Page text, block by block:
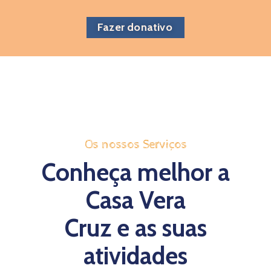
Fazer donativo
Os nossos Serviços
Conheça melhor a
Casa Vera
Cruz e as suas
atividades